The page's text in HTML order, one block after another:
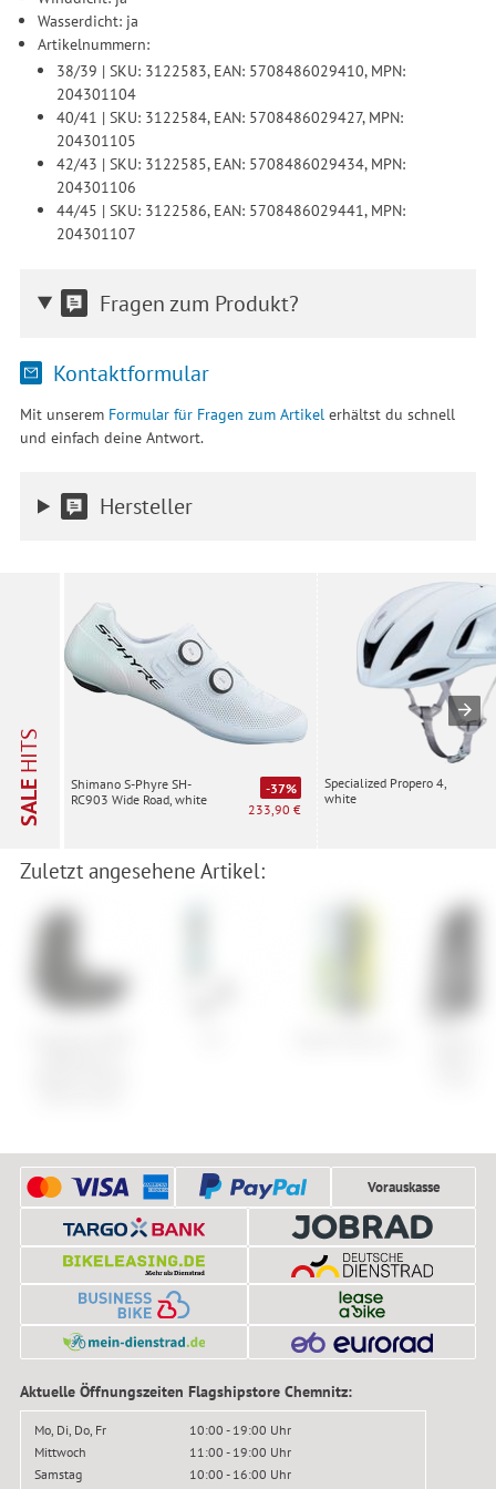
Wasserdicht: ja
Artikelnummern:
38/39 | SKU: 3122583, EAN: 5708486029410, MPN:
204301104
40/41 | SKU: 3122584, EAN: 5708486029427, MPN:
204301105
42/43 | SKU: 3122585, EAN: 5708486029434, MPN:
204301106
44/45 | SKU: 3122586, EAN: 5708486029441, MPN:
204301107
Fragen zum Produkt?
Kontaktformular
Mit unserem Formular für Fragen zum Artikel erhältst du schnell
und einfach deine Antwort.
Hersteller
SALE
HITS
Shimano S-Phyre SH-
RC903 Wide Road, white
-37%
233,90 €
Specialized Propero 4,
white
Zuletzt angesehene Artikel:
Vorauskasse
Aktuelle Öffnungszeiten Flagshipstore Chemnitz:
Mo, Di, Do, Fr
10:00 - 19:00 Uhr
Mittwoch
11:00 - 19:00 Uhr
Samstag
10:00 - 16:00 Uhr